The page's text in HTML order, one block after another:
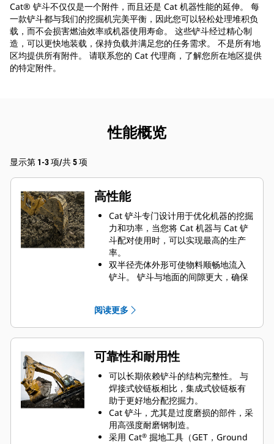
Cat® 铲斗不仅仅是一个附件，而且还是 Cat 机器性能的延伸。 每
一款铲斗都与我们的挖掘机完美平衡，因此您可以轻松处理堆积负
载，而不会损害燃油效率或机器使用寿命。 这些铲斗经过精心制
造，可以更快地装载，保持负载并满足您的任务需求。 不是所有地
区均提供所有附件。 请联系您的 Cat 代理商，了解您所在地区提供
的特定附件。
性能概览
显示第 1-3 项/共 5 项
高性能
Cat 铲斗专门设计用于优化机器的挖掘
力和功率，当您将 Cat 机器与 Cat 铲
斗配对使用时，可以实现最高的生产
率。
双半径壳体外形可使物料顺畅地流入
铲斗。 铲斗与地面的间隙更大，确保
油耗在挖掘过程中达到峰值。 Cat 铲
斗可以快速铲挖物料，提高了机器的
整体工作效率。
可在更短的时间内装载更多的物料。
对于每次装载，铲斗形状和侧挡板都
可将大部分物料保留在铲斗内。
阅读更多
可靠性和耐用性
可以长期依赖铲斗的结构完整性。 与
焊接式铰链板相比，集成式铰链板有
助于更好地分配挖掘力。
Cat 铲斗，尤其是过度磨损的部件，采
用高强度耐磨钢制造。
采用 Cat® 掘地工具（GET，Ground